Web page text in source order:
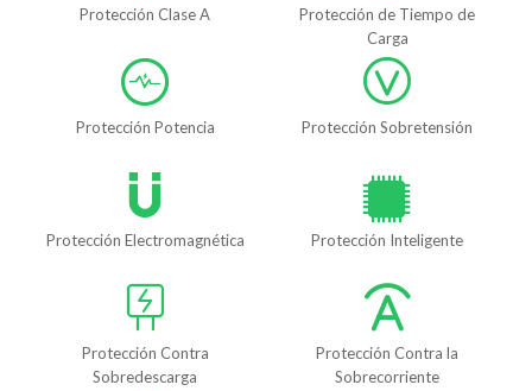
Protección Clase A
Protección de Tiempo de
Carga
Protección Potencia Protección Sobretensión
Protección Electromagnética Protección Inteligente
Protección Contra
Sobredescarga
Protección Contra la
Sobrecorriente